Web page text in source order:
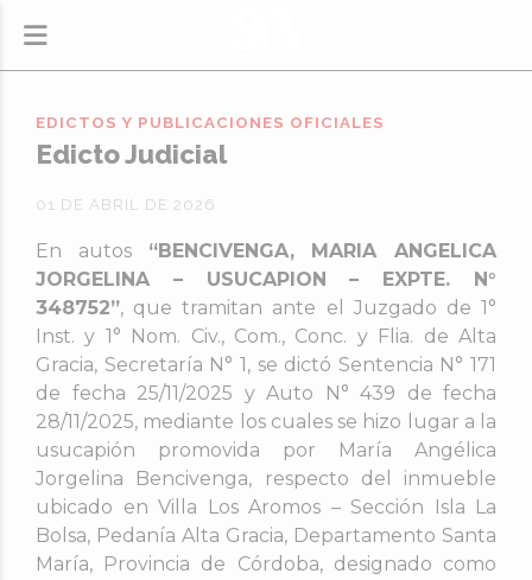
Edicto Judicial
EDICTOS Y PUBLICACIONES OFICIALES
01 DE ABRIL DE 2026
En autos “BENCIVENGA, MARIA ANGELICA
JORGELINA – USUCAPION – EXPTE. N°
348752”, que tramitan ante el Juzgado de 1°
Inst. y 1° Nom. Civ., Com., Conc. y Flia. de Alta
Gracia, Secretaría N° 1, se dictó Sentencia N° 171
de fecha 25/11/2025 y Auto N° 439 de fecha
28/11/2025, mediante los cuales se hizo lugar a la
usucapión promovida por María Angélica
Jorgelina Bencivenga, respecto del inmueble
ubicado en Villa Los Aromos – Sección Isla La
Bolsa, Pedanía Alta Gracia, Departamento Santa
María, Provincia de Córdoba, designado como